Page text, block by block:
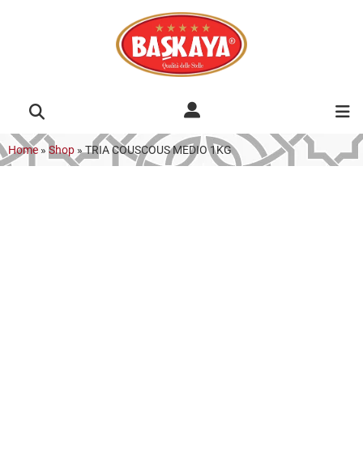
Home » Shop »TRIA COUSCOUS MEDIO 1KG